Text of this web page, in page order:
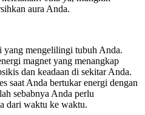
aura Anda.
yang mengelilingi tubuh Anda.
magnet yang menangkap
dan keadaan di sekitar Anda.
saat Anda bertukar energi dengan
sebabnya Anda perlu
dari waktu ke waktu.